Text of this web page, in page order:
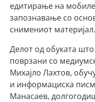
едитирање на
запознавање со
снимениот материјал.
Делот од обуката
поврзани со
Михајло Лахтов,
и информациска
Манасаев,